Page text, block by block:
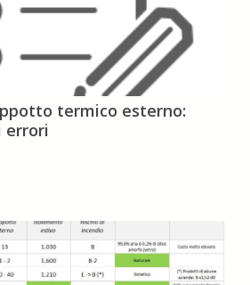
termico esterno:
errori